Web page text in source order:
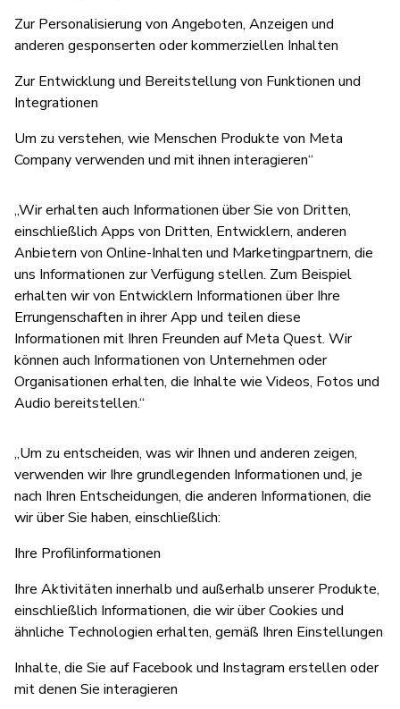
Zur Personalisierung von Angeboten, Anzeigen und
anderen gesponserten oder kommerziellen Inhalten
Zur Entwicklung und Bereitstellung von Funktionen und
Integrationen
Um zu verstehen, wie Menschen Produkte von Meta
Company verwenden und mit ihnen interagieren“
„Wir erhalten auch Informationen über Sie von Dritten,
einschließlich Apps von Dritten, Entwicklern, anderen
Anbietern von Online-Inhalten und Marketingpartnern, die
uns Informationen zur Verfügung stellen. Zum Beispiel
erhalten wir von Entwicklern Informationen über Ihre
Errungenschaften in ihrer App und teilen diese
Informationen mit Ihren Freunden auf Meta Quest. Wir
können auch Informationen von Unternehmen oder
Organisationen erhalten, die Inhalte wie Videos, Fotos und
Audio bereitstellen.“
„Um zu entscheiden, was wir Ihnen und anderen zeigen,
verwenden wir Ihre grundlegenden Informationen und, je
nach Ihren Entscheidungen, die anderen Informationen, die
wir über Sie haben, einschließlich:
Ihre Profilinformationen
Ihre Aktivitäten innerhalb und außerhalb unserer Produkte,
einschließlich Informationen, die wir über Cookies und
ähnliche Technologien erhalten, gemäß Ihren Einstellungen
Inhalte, die Sie auf Facebook und Instagram erstellen oder
mit denen Sie interagieren